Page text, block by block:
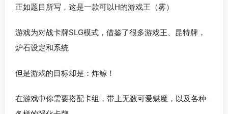
正如题目所写，这是一款可以H的游戏王（雾）
游戏为对战卡牌SLG模式，借鉴了很多游戏王、昆特牌，
炉石设定和系统
但是游戏的目标却是：炸鲸！
在游戏中你需要搭配卡组，带上无数可爱魅魔，以及各种